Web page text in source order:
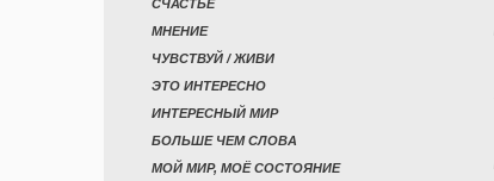
СЧАСТЬЕ
МНЕНИЕ
ЧУВСТВУЙ / ЖИВИ
ЭТО ИНТЕРЕСНО
ИНТЕРЕСНЫЙ МИР
БОЛЬШЕ ЧЕМ СЛОВА
МОЙ МИР, МОЁ СОСТОЯНИЕ